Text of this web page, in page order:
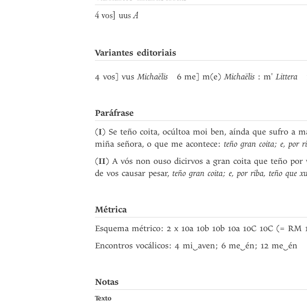
4 vos] uusA
Variantes editoriais
4 vos] vusMichaëlis 6 me] m(e)Michaëlis : m'Littera
Paráfrase
(I) Se teño coita, ocúltoa moi ben, aínda que sufro a
miña señora, o que me acontece: teño gran coita; e, por
(II) A vós non ouso dicirvos a gran coita que teño por
de vos causar pesar, teño gran coita; e, por riba, teño que
Métrica
Esquema métrico: 2 x 10a 10b 10b 10a 10C 10C (= RM
Encontros vocálicos: 4 mi aven; 6 me én; 12 me én
Notas
Texto